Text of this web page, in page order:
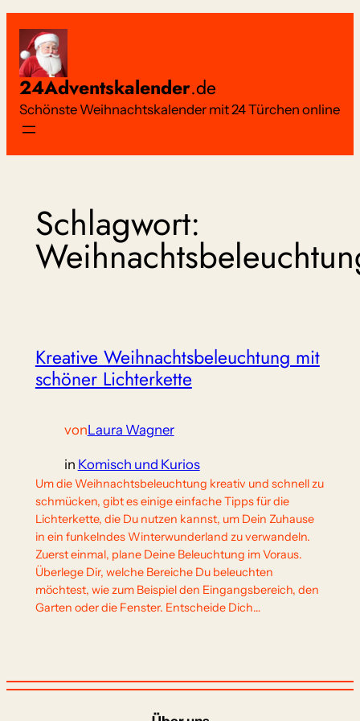
Inhalt
springen
24Adventskalender.de
Schönste Weihnachtskalender mit 24 Türchen online
Schlagwort:
Kreative Weihnachtsbeleuchtung mit
schöner Lichterkette
vonLaura Wagner
in Komisch und Kurios
Um die Weihnachtsbeleuchtung kreativ und schnell zu
schmücken, gibt es einige einfache Tipps für die
Lichterkette, die Du nutzen kannst, um Dein Zuhause
in ein funkelndes Winterwunderland zu verwandeln.
Zuerst einmal, plane Deine Beleuchtung im Voraus.
Überlege Dir, welche Bereiche Du beleuchten
möchtest, wie zum Beispiel den Eingangsbereich, den
Garten oder die Fenster. Entscheide Dich…